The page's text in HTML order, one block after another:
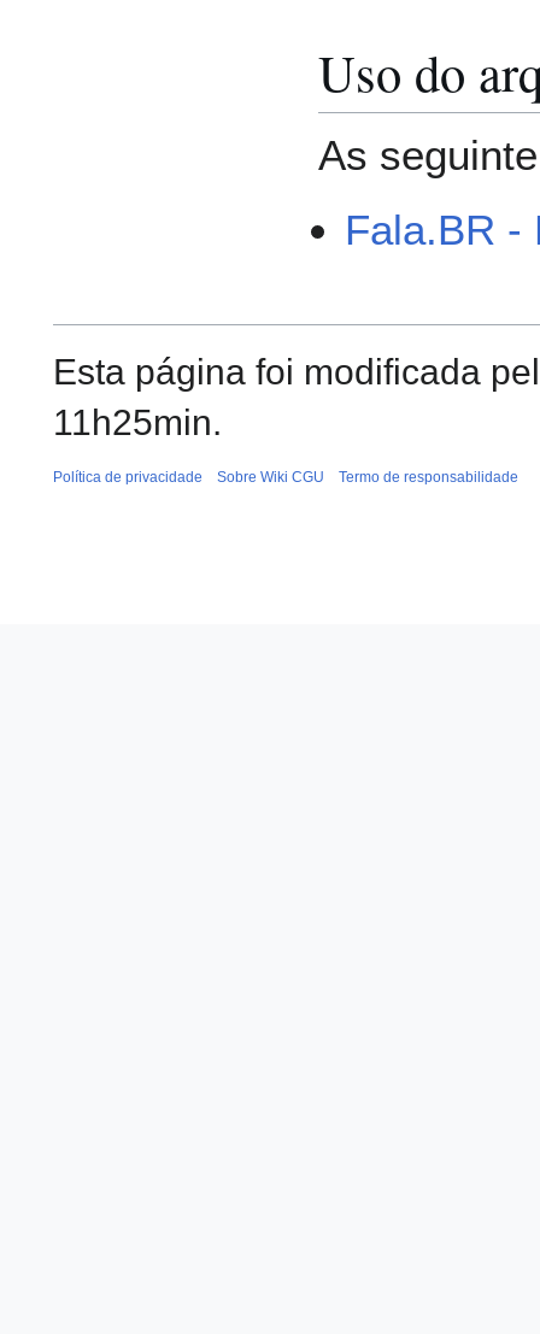
Uso do
As
Fala.BR -
Esta página foi modificada
11h25min.
Política de privacidade Sobre Wiki CGU Termo de responsabilidade